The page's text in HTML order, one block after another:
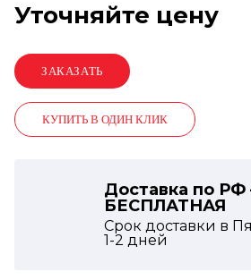
Уточняйте цену
КУПИТЬ В ОДИН КЛИК
Доставка по
БЕСПЛАТНАЯ
Срок доставки в
1-2 дней